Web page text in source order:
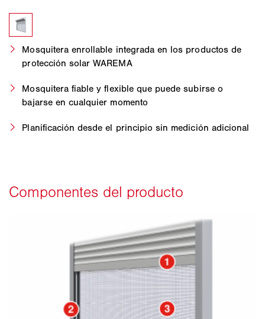
Mosquitera enrollable integrada en los productos de
protección solar WAREMA
Mosquitera fiable y flexible que puede subirse o
bajarse en cualquier momento
Planificación desde el principio sin medición adicional